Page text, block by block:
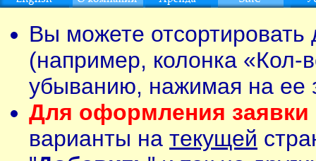
Вы можете
(например, колонка «Кол-
убыванию, нажимая на ее
Для оформления заявки
варианты на текущей